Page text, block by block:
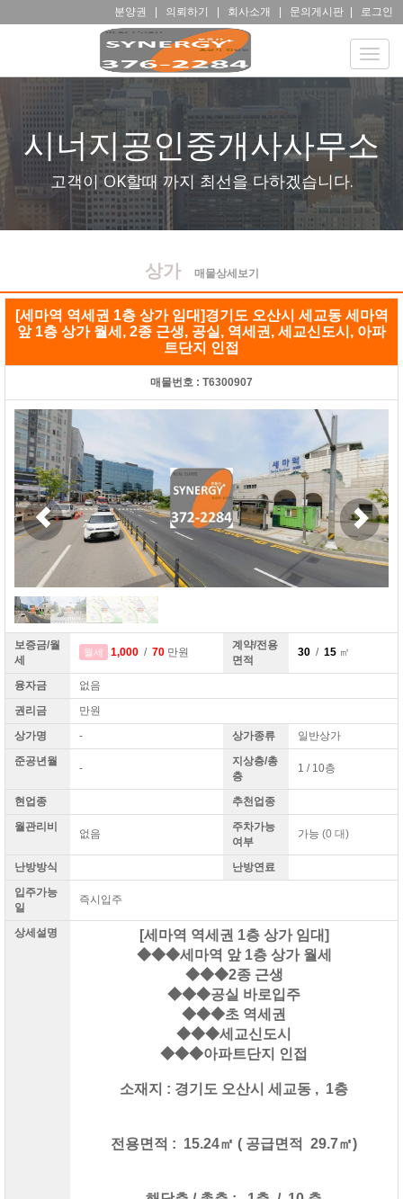
분양권 의뢰하기 회사소개 문의게시판 로그인
Toggle
시너지공인중개사사무소
고객이 OK할때 까지 최선을 다하겠습니다.
상가 매물상세보기
[세마역 역세권 1층 상가 임대]경기도 오산시 세교동 세마역
앞 1층 상가 월세, 2종 근생, 공실, 역세권, 세교신도시, 아파
트단지 인접
매물번호 : T6300907
보증금/월
세
월세 1,000 / 70 만원
계약/전용
면적
30 / 15 ㎡
융자금
없음
권리금
만원
상가명
- 상가종류
일반상가
준공년월
-
지상층/총
층
1 / 10층
현업종
추천업종
월관리비
없음
주차가능
여부
가능 (0 대)
난방방식
난방연료
입주가능
일
즉시입주
상세설명
[세마역 역세권 1층 상가 임대]
◆◆◆세마역 앞 1층 상가 월세
◆◆◆​2종 근생
◆◆◆​공실 바로입주
◆◆◆​초 역세권
◆◆◆​세교신도시
◆◆◆​아파트단지 인접
소재지 : 경기도 오산시 세교동 , 1층
전용면적 : 15.24㎡ ( 공급면적 29.7㎡)